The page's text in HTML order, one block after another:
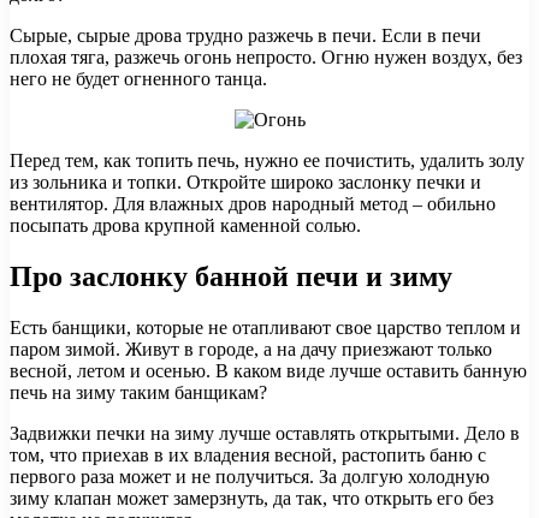
Сырые, сырые дрова трудно разжечь в печи. Если в печи
плохая тяга, разжечь огонь непросто. Огню нужен воздух, без
него не будет огненного танца.
Перед тем, как топить печь, нужно ее почистить, удалить золу
из зольника и топки. Откройте широко заслонку печки и
вентилятор. Для влажных дров народный метод – обильно
посыпать дрова крупной каменной солью.
Про заслонку банной печи и зиму
Есть банщики, которые не отапливают свое царство теплом и
паром зимой. Живут в городе, а на дачу приезжают только
весной, летом и осенью. В каком виде лучше оставить банную
печь на зиму таким банщикам?
Задвижки печки на зиму лучше оставлять открытыми. Дело в
том, что приехав в их владения весной, растопить баню с
первого раза может и не получиться. За долгую холодную
зиму клапан может замерзнуть, да так, что открыть его без